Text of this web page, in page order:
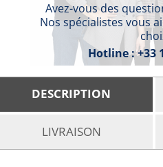
Avez-vous des
Nos spécialistes vous
Hotline :+33
DESCRIPTION
LIVRAISON